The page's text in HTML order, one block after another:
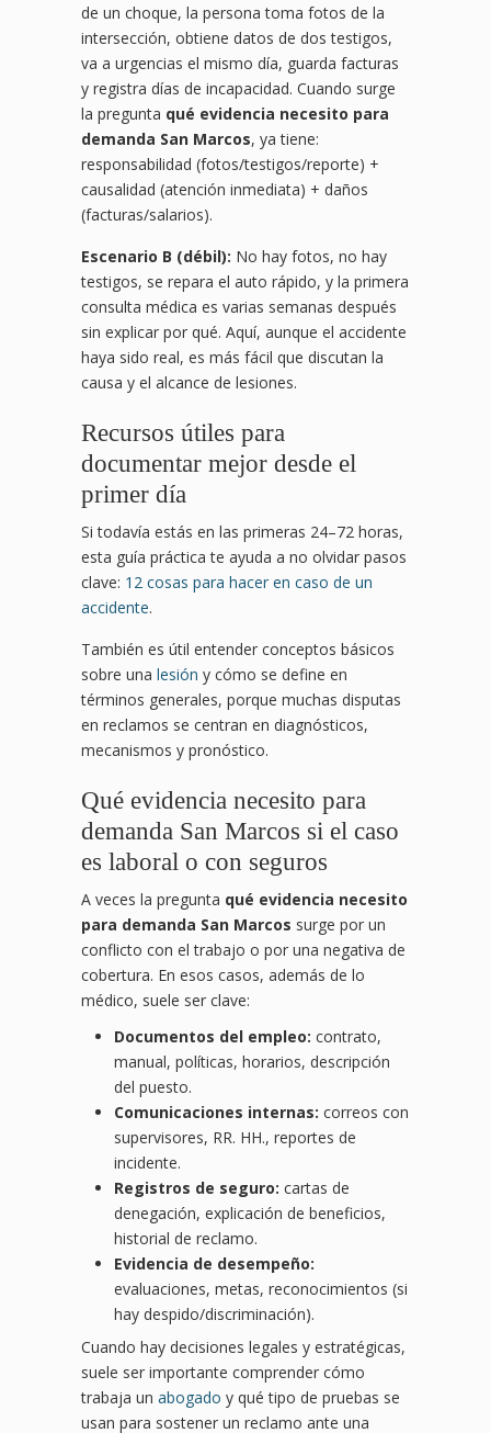
de un choque, la persona toma fotos de la
intersección, obtiene datos de dos testigos,
va a urgencias el mismo día, guarda facturas
y registra días de incapacidad. Cuando surge
la pregunta qué evidencia necesito para
demanda San Marcos, ya tiene:
responsabilidad (fotos/testigos/reporte) +
causalidad (atención inmediata) + daños
(facturas/salarios).
Escenario B (débil): No hay fotos, no hay
testigos, se repara el auto rápido, y la primera
consulta médica es varias semanas después
sin explicar por qué. Aquí, aunque el accidente
haya sido real, es más fácil que discutan la
causa y el alcance de lesiones.
Recursos útiles para
documentar mejor desde el
primer día
Si todavía estás en las primeras 24–72 horas,
esta guía práctica te ayuda a no olvidar pasos
clave: 12 cosas para hacer en caso de un
accidente.
También es útil entender conceptos básicos
sobre una lesión y cómo se define en
términos generales, porque muchas disputas
en reclamos se centran en diagnósticos,
mecanismos y pronóstico.
Qué evidencia necesito para
demanda San Marcos si el caso
es laboral o con seguros
A veces la pregunta qué evidencia necesito
para demanda San Marcos surge por un
conflicto con el trabajo o por una negativa de
cobertura. En esos casos, además de lo
médico, suele ser clave:
Documentos del empleo: contrato,
manual, políticas, horarios, descripción
del puesto.
Comunicaciones internas: correos con
supervisores, RR. HH., reportes de
incidente.
Registros de seguro: cartas de
denegación, explicación de beneficios,
historial de reclamo.
Evidencia de desempeño:
evaluaciones, metas, reconocimientos (si
hay despido/discriminación).
Cuando hay decisiones legales y estratégicas,
suele ser importante comprender cómo
trabaja un abogado y qué tipo de pruebas se
usan para sostener un reclamo ante una